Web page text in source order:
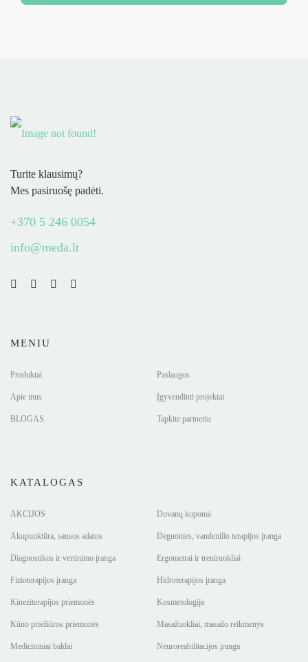
Turite klausimų?
Mes pasiruošę padėti.
+370 5 246 0054
info@meda.lt
MENIU
Produktai Paslaugos
Apie mus Įgyvendinti projektai
BLOGAS Tapkite partneriu
KATALOGAS
AKCIJOS Dovanų kuponai
Akupunktūra, sausos adatos Deguonies, vandenilio terapijos įranga
Diagnostikos ir vertinimo įranga Ergometrai ir treniruokliai
Fizioterapijos įranga Hidroterapijos įranga
Kineziterapijos priemonės Kosmetologija
Kūno priežiūros priemonės Masažuokliai, masažo reikmenys
Medicininiai baldai Neuroreabilitacijos įranga